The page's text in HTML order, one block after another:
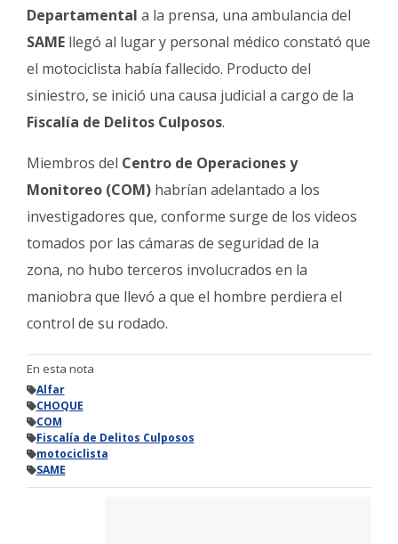
Departamental a la prensa, una ambulancia del
SAME llegó al lugar y personal médico constató que
el motociclista había fallecido. Producto del
siniestro, se inició una causa judicial a cargo de la
Fiscalía de Delitos Culposos.
Miembros del Centro de Operaciones y
Monitoreo (COM) habrían adelantado a los
investigadores que, conforme surge de los videos
tomados por las cámaras de seguridad de la
zona, no hubo terceros involucrados en la
maniobra que llevó a que el hombre perdiera el
control de su rodado.
En esta nota
Alfar
CHOQUE
COM
Fiscalía de Delitos Culposos
motociclista
SAME